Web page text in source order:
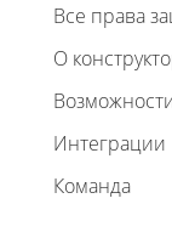
Все права
О
Интеграции
Команда